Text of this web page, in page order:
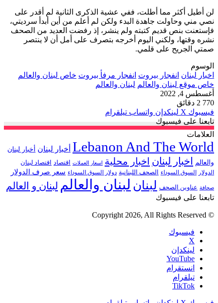
لن أطيل أكثر مما أطلت، ففي عشية الذكرى الثانية لم أقدر على
نصي مني وحاولت جاهدة البدء ولكن لم أعلم من أين أبدأ سرديتي،
فإستعنت بنص قديم كتبته ولم ينشر، إذ رفضت العديد من الصحف
نشره وقتها، ولكني اليوم أخرجه بتصرف على أمل أن لا ينتصر
صمتي الجريح على قلمي.
الوسوم
اخبار لبنان انفجار بيروت انفجار مرفأ بيروت خاص لبنان والعالم
خاص موقع لبنان والعالم لبنان والعالم
أغسطس 4, 2022
770 2 دقائق
فيسبوك ‫X لينكدإن واتساب تيلقرام
تابعنا على فيسبوك
العلامات
Lebanon And The World أخبار لبنان أخبار لبنان
والعالم
اخبار لبنان اخبار محلية اسعار العملات اقتصاد اقتصاد لبنان
الدولار السوق السوداء الصحف اللبنانية دولار السوق السوداء سعر صرف الدولار
صحافة عناوين الصحف لبنان لبنان والعالم لبنان و العالم
تابعنا على فيسبوك
© Copyright 2026, All Rights Reserved
فيسبوك
‫X
لينكدإن
‫YouTube
انستقرام
تيلقرام
‫TikTok